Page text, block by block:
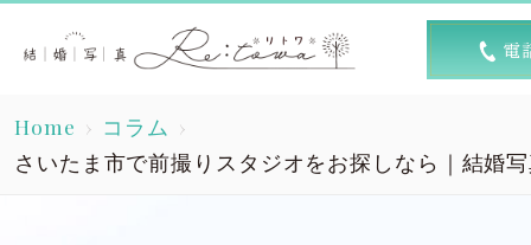
トップ
Top
Home
コラム
さいたま市で前撮りスタジオをお探しなら｜結婚